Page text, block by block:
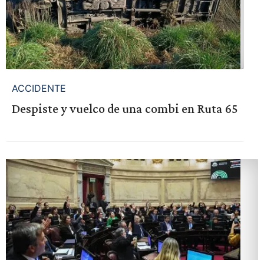
ACCIDENTE
Despiste y vuelco de una combi en Ruta 65